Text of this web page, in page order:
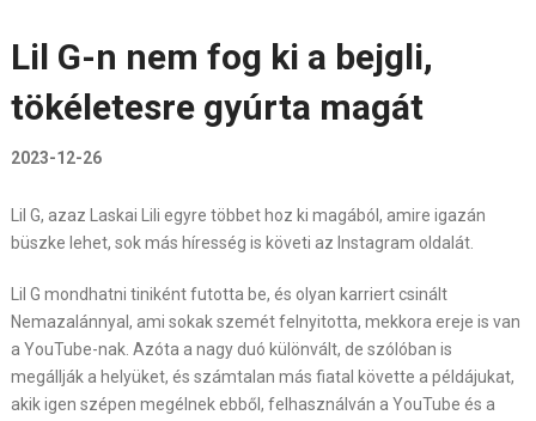
Lil G-n nem fog ki a bejgli,
tökéletesre gyúrta magát
2023-12-26
Lil G, azaz Laskai Lili egyre többet hoz ki magából, amire igazán
büszke lehet, sok más híresség is követi az Instagram oldalát.
Lil G mondhatni tiniként futotta be, és olyan karriert csinált
Nemazalánnyal, ami sokak szemét felnyitotta, mekkora ereje is van
a YouTube-nak. Azóta a nagy duó különvált, de szólóban is
megállják a helyüket, és számtalan más fiatal követte a példájukat,
akik igen szépen megélnek ebből, felhasználván a YouTube és a